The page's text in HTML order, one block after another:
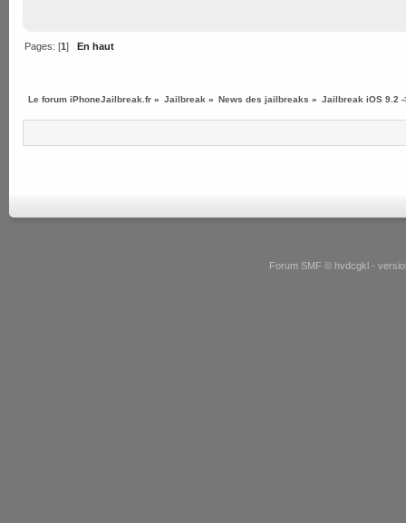
Pages: [1]En haut
Le forum iPhoneJailbreak.fr » Jailbreak » News des jailbreaks » Jailbreak iOS 9.2 -
Forum SMF © hvdcgkl -